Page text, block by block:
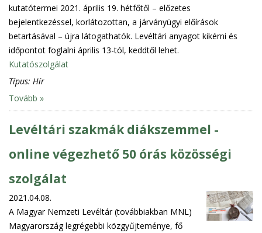
kutatótermei 2021. április 19. hétfőtől – előzetes
bejelentkezéssel, korlátozottan, a járványügyi előírások
betartásával – újra látogathatók. Levéltári anyagot kikérni és
időpontot foglalni április 13-tól, keddtől lehet.
Kutatószolgálat
Típus: Hír
Tovább »
Levéltári szakmák diákszemmel -
online végezhető 50 órás közösségi
szolgálat
2021.04.08.
A Magyar Nemzeti Levéltár (továbbiakban MNL)
Magyarország legrégebbi közgyűjteménye, fő